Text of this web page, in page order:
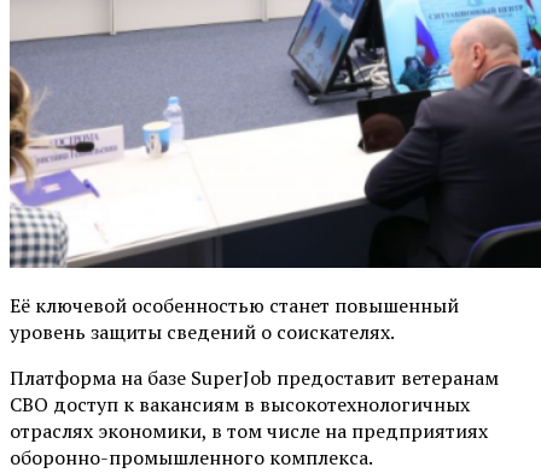
Её ключевой особенностью станет повышенный
уровень защиты сведений о соискателях.
Платформа на базе SuperJob предоставит ветеранам
СВО доступ к вакансиям в высокотехнологичных
отраслях экономики, в том числе на предприятиях
оборонно-промышленного комплекса.